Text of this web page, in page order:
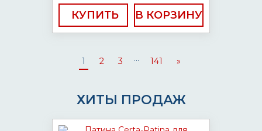
КУПИТЬ
1 2 3 ... 141 »
ХИТЫ ПРОДАЖ